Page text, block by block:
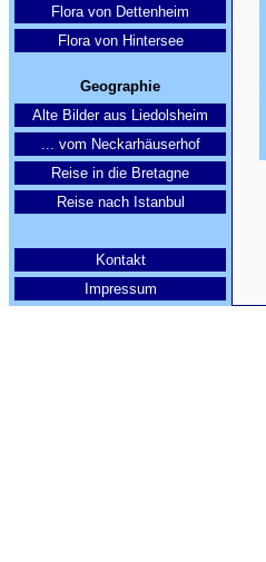
Flora von Dettenheim
Flora von Hintersee
Geographie
Alte Bilder aus Liedolsheim
... vom Neckarhäuserhof
Reise in die Bretagne
Reise nach Istanbul
Kontakt
Impressum